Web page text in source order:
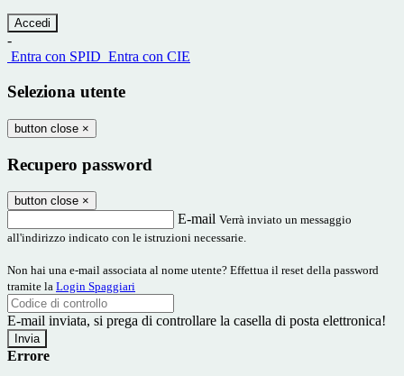
-
Entra con SPID Entra con CIE
Seleziona utente
button close ×
Recupero password
button close ×
E-mail Verrà inviato un messaggio
all'indirizzo indicato con le istruzioni necessarie.
Non hai una e-mail associata al nome utente? Effettua il reset della password
tramite la Login Spaggiari
E-mail inviata, si prega di controllare la casella di posta elettronica!
Errore